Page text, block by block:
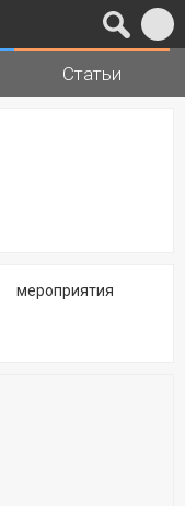
Статьи
мероприятия